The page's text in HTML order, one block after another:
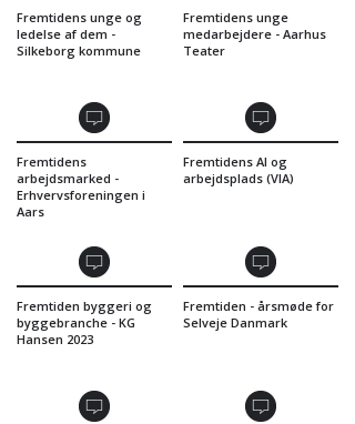
Fremtidens unge og
ledelse af dem -
Silkeborg kommune
Fremtidens unge
medarbejdere - Aarhus
Teater
Fremtidens
arbejdsmarked -
Erhvervsforeningen i
Aars
Fremtidens AI og
arbejdsplads (VIA)
Fremtiden byggeri og
byggebranche - KG
Hansen 2023
Fremtiden - årsmøde for
Selveje Danmark